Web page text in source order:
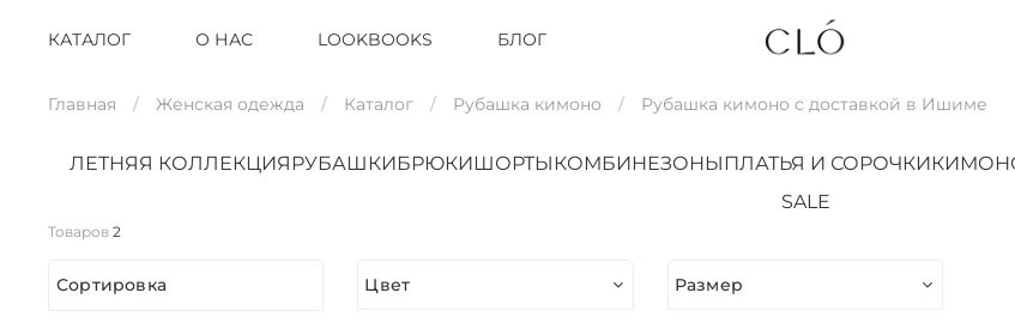
КАТАЛОГ О НАС LOOKBOOKS БЛОГ
Главная Женская одежда Каталог Рубашка кимоно Рубашка кимоно с доставкой в Ишиме
ЛЕТНЯЯ КОЛЛЕКЦИЯ РУБАШКИБРЮКИШОРТЫ КОМБИНЕЗОНЫ ПЛАТЬЯ И СОРОЧКИ
SALE
Товаров 2
Сортировка Цвет Размер